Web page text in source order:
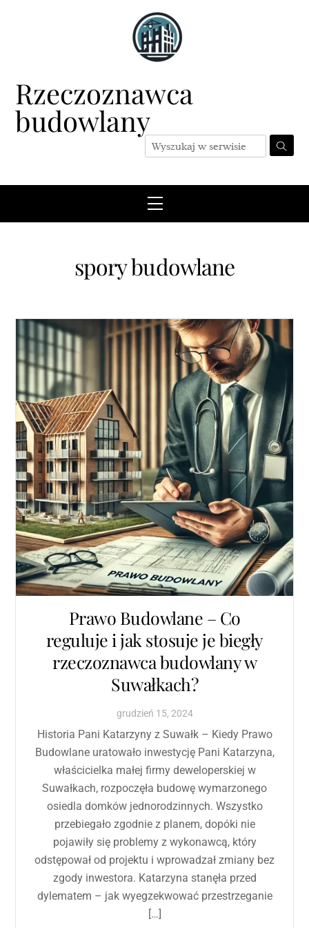
Rzeczoznawca
budowlany
Menu
spory budowlane
Prawo Budowlane – Co
reguluje i jak stosuje je biegły
rzeczoznawca budowlany w
Suwałkach?
grudzień 15, 2024
Historia Pani Katarzyny z Suwałk – Kiedy Prawo
Budowlane uratowało inwestycję Pani Katarzyna,
właścicielka małej firmy deweloperskiej w
Suwałkach, rozpoczęła budowę wymarzonego
osiedla domków jednorodzinnych. Wszystko
przebiegało zgodnie z planem, dopóki nie
pojawiły się problemy z wykonawcą, który
odstępował od projektu i wprowadzał zmiany bez
zgody inwestora. Katarzyna stanęła przed
dylematem – jak wyegzekwować przestrzeganie
[…]